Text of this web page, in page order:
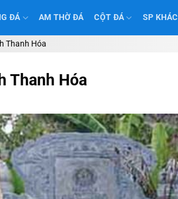
ĐÁ AM THỜ ĐÁ CỘT ĐÁ SP KHÁC
Thanh Hóa
Thanh Hóa